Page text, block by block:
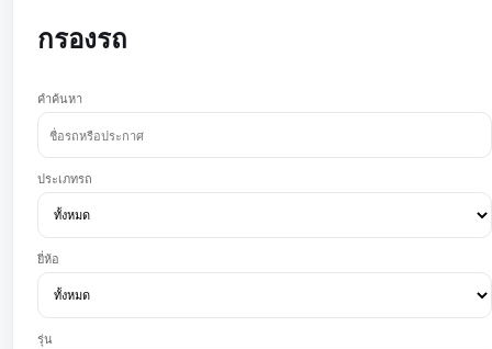
กรองรถ
คำค้นหา
ประเภทรถ
ยี่ห้อ
รุ่น